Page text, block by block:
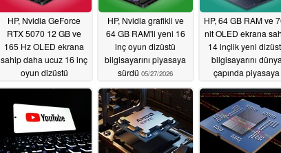
HP, Nvidia GeForce
RTX 5070 12 GB ve
165 Hz OLED ekrana
sahip daha ucuz 16 inç
oyun dizüstü
HP, Nvidia grafikli ve
64 GB RAM'li yeni 16
inç oyun dizüstü
bilgisayarını piyasaya
sürdü 05/27/2026
HP, 64 GB RAM ve
nit OLED ekrana
14 inçlik yeni
bilgisayarını dünya
çapında piyasaya
05/26/2026